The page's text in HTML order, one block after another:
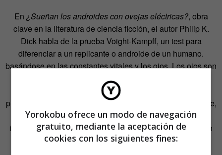
En ¿Sueñan los androides con ovejas eléctricas?, obra
clave en la literatura de ciencia ficción, el autor Philip K.
Dick habla de la prueba Voight-Kampff, un test para
diferenciar a un replicante o androide de un humano.
basándose en las constantes vitales y los ojos. Los ojos son
una ventana al interior de las personas y los cuadros de
Gentry representan esa ventana haciendo coincidir las
pupilas del retratado con el círculo del anverso del disquete,
con el corazón del disco, el que mantiene unida toda la
información. La ventana a los recuerdos que se esconden
bajo plástico y pintura. Probablemente no pasarían la
Yorokobu ofrece un modo de navegación
gratuito, mediante la aceptación de
cookies con los siguientes fines: